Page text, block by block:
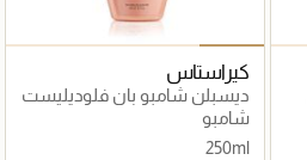
كيراستاس
ديسبلن شامبو بان فلوديليست
250مل
شامبو
250ml